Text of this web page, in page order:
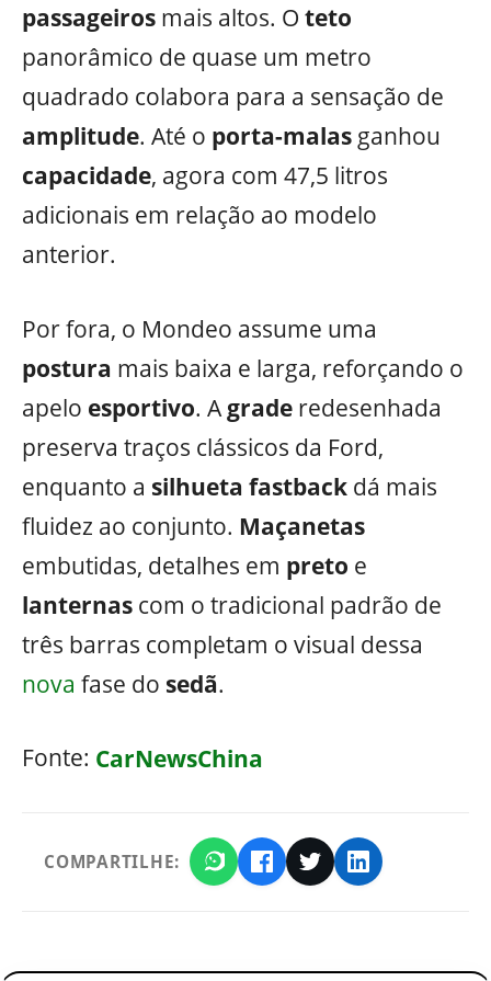
passageiros mais altos. O teto
panorâmico de quase um metro
quadrado colabora para a sensação de
amplitude. Até o porta-malas ganhou
capacidade, agora com 47,5 litros
adicionais em relação ao modelo
anterior.
Por fora, o Mondeo assume uma
postura mais baixa e larga, reforçando o
apelo esportivo. Agrade redesenhada
preserva traços clássicos da Ford,
enquanto a silhueta fastback dá mais
fluidez ao conjunto. Maçanetas
embutidas, detalhes em preto e
lanternas com o tradicional padrão de
três barras completam o visual dessa
nova fase do sedã.
Fonte: CarNewsChina
COMPARTILHE: